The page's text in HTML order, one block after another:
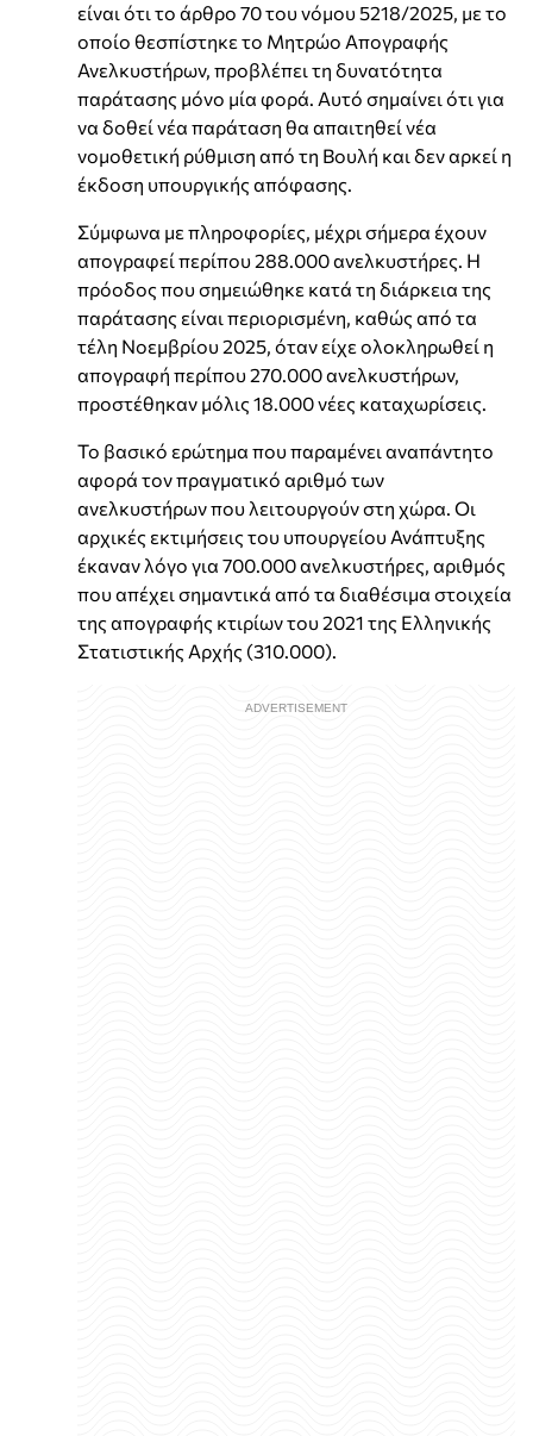
είναι ότι το άρθρο 70 του νόμου 5218/2025, με το
οποίο θεσπίστηκε το Μητρώο Απογραφής
Ανελκυστήρων, προβλέπει τη δυνατότητα
παράτασης μόνο μία φορά. Αυτό σημαίνει ότι για
να δοθεί νέα παράταση θα απαιτηθεί νέα
νομοθετική ρύθμιση από τη Βουλή και δεν αρκεί η
έκδοση υπουργικής απόφασης.
Σύμφωνα με πληροφορίες, μέχρι σήμερα έχουν
απογραφεί περίπου 288.000 ανελκυστήρες. Η
πρόοδος που σημειώθηκε κατά τη διάρκεια της
παράτασης είναι περιορισμένη, καθώς από τα
τέλη Νοεμβρίου 2025, όταν είχε ολοκληρωθεί η
απογραφή περίπου 270.000 ανελκυστήρων,
προστέθηκαν μόλις 18.000 νέες καταχωρίσεις.
Το βασικό ερώτημα που παραμένει αναπάντητο
αφορά τον πραγματικό αριθμό των
ανελκυστήρων που λειτουργούν στη χώρα. Οι
αρχικές εκτιμήσεις του υπουργείου Ανάπτυξης
έκαναν λόγο για 700.000 ανελκυστήρες, αριθμός
που απέχει σημαντικά από τα διαθέσιμα στοιχεία
της απογραφής κτιρίων του 2021 της Ελληνικής
Στατιστικής Αρχής (310.000).